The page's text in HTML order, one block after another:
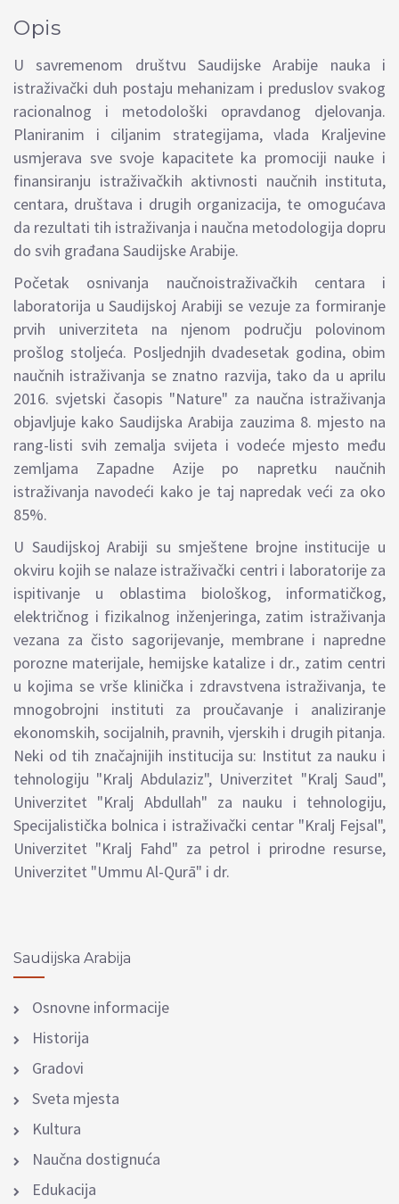
Opis
U savremenom društvu Saudijske Arabije nauka i
istraživački duh postaju mehanizam i preduslov svakog
racionalnog i metodološki opravdanog djelovanja.
Planiranim i ciljanim strategijama, vlada Kraljevine
usmjerava sve svoje kapacitete ka promociji nauke i
finansiranju istraživačkih aktivnosti naučnih instituta,
centara, društava i drugih organizacija, te omogućava
da rezultati tih istraživanja i naučna metodologija dopru
do svih građana Saudijske Arabije.
Početak osnivanja naučnoistraživačkih centara i
laboratorija u Saudijskoj Arabiji se vezuje za formiranje
prvih univerziteta na njenom području polovinom
prošlog stoljeća. Posljednjih dvadesetak godina, obim
naučnih istraživanja se znatno razvija, tako da u aprilu
2016. svjetski časopis "Nature" za naučna istraživanja
objavljuje kako Saudijska Arabija zauzima 8. mjesto na
rang-listi svih zemalja svijeta i vodeće mjesto među
zemljama Zapadne Azije po napretku naučnih
istraživanja navodeći kako je taj napredak veći za oko
85%.
U Saudijskoj Arabiji su smještene brojne institucije u
okviru kojih se nalaze istraživački centri i laboratorije za
ispitivanje u oblastima biološkog, informatičkog,
električnog i fizikalnog inženjeringa, zatim istraživanja
vezana za čisto sagorijevanje, membrane i napredne
porozne materijale, hemijske katalize i dr., zatim centri
u kojima se vrše klinička i zdravstvena istraživanja, te
mnogobrojni instituti za proučavanje i analiziranje
ekonomskih, socijalnih, pravnih, vjerskih i drugih pitanja.
Neki od tih značajnijih institucija su: Institut za nauku i
tehnologiju "Kralj Abdulaziz", Univerzitet "Kralj Saud",
Univerzitet "Kralj Abdullah" za nauku i tehnologiju,
Specijalistička bolnica i istraživački centar "Kralj Fejsal",
Univerzitet "Kralj Fahd" za petrol i prirodne resurse,
Univerzitet "Ummu Al-Qurā" i dr.
Saudijska Arabija
Osnovne informacije
Historija
Gradovi
Sveta mjesta
Kultura
Naučna dostignuća
Edukacija